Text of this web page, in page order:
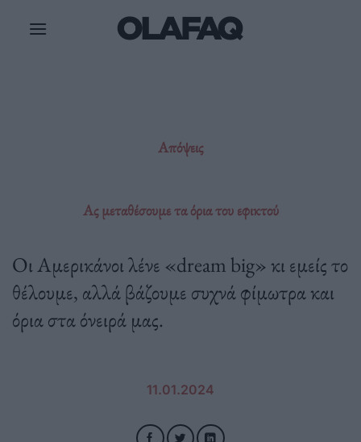
Απόψεις
Ας μεταθέσουμε τα όρια του εφικτού
Οι Αμερικάνοι λένε «dream big» κι εμείς το
θέλουμε, αλλά βάζουμε συχνά φίμωτρα και
όρια στα όνειρά μας.
11.01.2024